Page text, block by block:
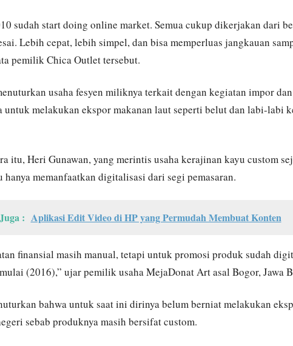
sudah start doing online market. Semua cukup dikerjakan dari
Lebih cepat, lebih simpel, dan bisa memperluas jangkauan
pemilik Chica Outlet tersebut.
usaha fesyen miliknya terkait dengan kegiatan impor
untuk melakukan ekspor makanan laut seperti belut dan labi-labi
itu, Heri Gunawan, yang merintis usaha kerajinan kayu custom
hanya memanfaatkan digitalisasi dari segi pemasaran.
: Aplikasi Edit Video di HP yang Permudah Membuat Konten
finansial masih manual, tetapi untuk promosi produk sudah
(2016),” ujar pemilik usaha MejaDonat Art asal Bogor, Jawa
bahwa untuk saat ini dirinya belum berniat melakukan
sebab produknya masih bersifat custom.